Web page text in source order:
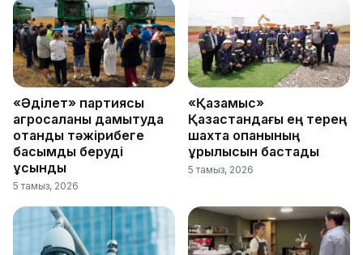
«Әділет» партиясы
агросаланы дамытуда
отандық тәжірибеге
басымдық беруді
ұсынды
5 тамыз, 2026
«Қазақмыс»
Қазақстандағы ең терең
шахта оқпанының
құрылысын бастады
5 тамыз, 2026